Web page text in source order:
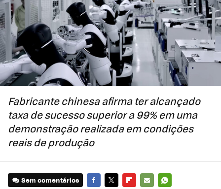
Fabricante chinesa afirma ter alcançado
taxa de sucesso superior a 99% em uma
demonstração realizada em condições
reais de produção
Sem comentários